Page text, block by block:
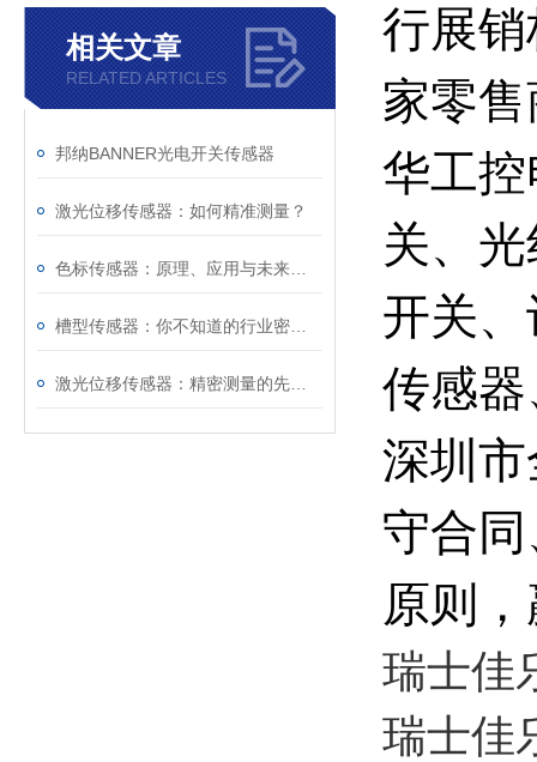
相关文章
RELATED ARTICLES
邦纳BANNER光电开关传感器
激光位移传感器：如何精准测量？
行展
家零
华工
关、
开关
传感
深圳
守合
原则
瑞士佳
瑞士佳